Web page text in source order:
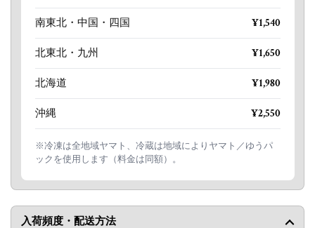
南東北・中国・四国 ¥1,540
北東北・九州 ¥1,650
北海道 ¥1,980
沖縄 ¥2,550
※冷凍は全地域ヤマト、冷蔵は地域によりヤマト／ゆうパ
ックを使用します（料金は同額）。
入荷頻度・配送方法